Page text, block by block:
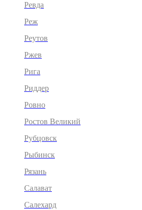
Ревда
Реж
Реутов
Ржев
Рига
Риддер
Ровно
Ростов Великий
Рубцовск
Рыбинск
Рязань
Салават
Салехард